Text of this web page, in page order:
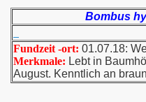
Bombus
Fundzeit -ort: 01.07.18:
Merkmale: Lebt in
August. Kenntlich an